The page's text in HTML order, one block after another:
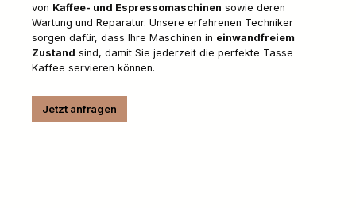
von Kaffee- und Espressomaschinen sowie deren
Wartung und Reparatur. Unsere erfahrenen Techniker
sorgen dafür, dass Ihre Maschinen in einwandfreiem
Zustand sind, damit Sie jederzeit die perfekte Tasse
Kaffee servieren können.
Jetzt anfragen